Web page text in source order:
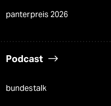
panterpreis 2026
Podcast
bundestalk